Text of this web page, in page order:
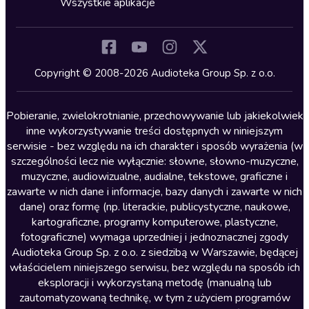
Kryminały
Lektury szkolne
Literatura anglojęzyczna
Literatura faktu
Literatura obyczajowa
Literatura piękna obca
Literatura piękna polska
Nagrania relaksacyjne
Nauka języków
Nauki humanistyczne
Podcasty i audycje
Copyright © 2008-2026 Audioteka Group Sp. z o.o.
Pobieranie, zwielokrotnianie, przechowywanie lub jakiekolwiek
inne wykorzystywanie treści dostępnych w niniejszym
serwisie - bez względu na ich charakter i sposób wyrażenia (w
szczególności lecz nie wyłącznie: słowne, słowno-muzyczne,
muzyczne, audiowizualne, audialne, tekstowe, graficzne i
zawarte w nich dane i informacje, bazy danych i zawarte w nich
dane) oraz formę (np. literackie, publicystyczne, naukowe,
kartograficzne, programy komputerowe, plastyczne,
fotograficzne) wymaga uprzedniej i jednoznacznej zgody
Audioteka Group Sp. z o.o. z siedzibą w Warszawie, będącej
właścicielem niniejszego serwisu, bez względu na sposób ich
eksploracji i wykorzystaną metodę (manualną lub
zautomatyzowaną technikę, w tym z użyciem programów